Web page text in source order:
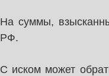
На суммы,
РФ.
С иском может